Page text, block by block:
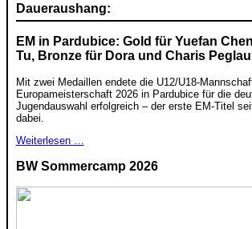
Daueraushang:
EM in Pardubice: Gold für Yuefan
Tu, Bronze für Dora und Charis Peglau
Mit zwei Medaillen endete die U12/U18-
Europameisterschaft 2026 in Pardubice für die
Jugendauswahl erfolgreich – der erste EM-Titel
dabei.
Weiterlesen …
BW Sommercamp 2026